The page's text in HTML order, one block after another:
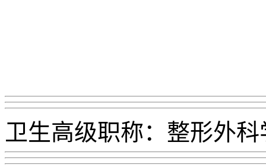
卫生高级职称：整形外